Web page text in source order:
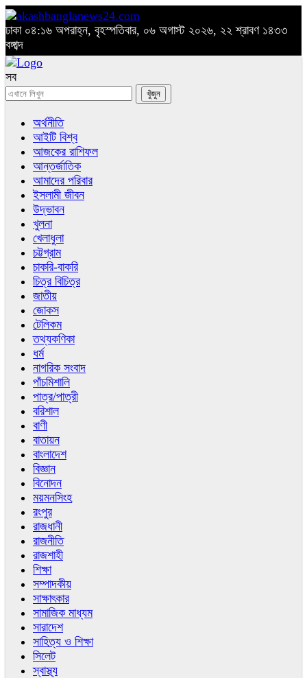
ঢাকা ০৪:১৬ অপরাহ্ন, বৃহস্পতিবার, ০৬ অগাস্ট ২০২৬, ২২ শ্রাবণ ১৪৩৩
বঙ্গাব্দ
সব
অর্থনীতি
আইটি বিশ্ব
আজকের রাশিফল
আন্তর্জাতিক
আমাদের পরিবার
ইসলামী জীবন
উদ্ভাবন
খুলনা
খেলাধুলা
চট্টগ্রাম
চাকরি-বাকরি
চিত্র বিচিত্র
জাতীয়
জোকস
টেলিকম
তথ্যকণিকা
ধর্ম
নাগরিক সংবাদ
পাঁচমিশালি
পাত্র/পাত্রী
বরিশাল
বাণী
বাতায়ন
বাংলাদেশ
বিজ্ঞান
বিনোদন
ময়মনসিংহ
রংপুর
রাজধানী
রাজনীতি
রাজশাহী
শিক্ষা
সম্পাদকীয়
সাক্ষাৎকার
সামাজিক মাধ্যম
সারাদেশ
সাহিত্য ও শিক্ষা
সিলেট
স্বাস্থ্য